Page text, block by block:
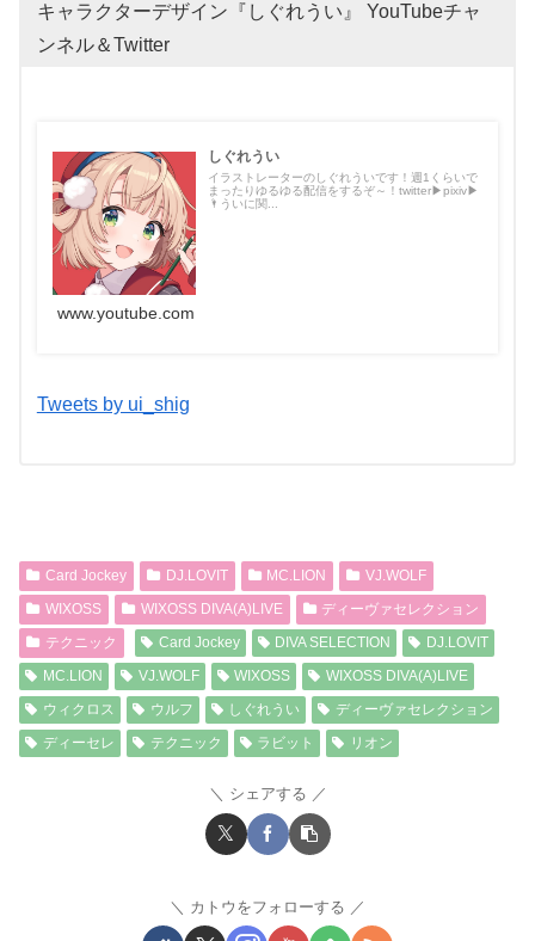
キャラクターデザイン『しぐれうい』 YouTubeチャ
ンネル＆Twitter
しぐれうい
イラストレーターのしぐれういです！週1くらいで
まったりゆるゆる配信をするぞ～！twitter▶︎pixiv▶︎
🌂ういに関...
www.youtube.com
Tweets by ui_shig
Card Jockey DJ.LOVIT MC.LION
VJ.WOLF
WIXOSS
WIXOSS DIVA(A)LIVE
ディーヴァセレクション
テクニック
Card Jockey DIVA SELECTION
DJ.LOVIT
MC.LION
VJ.WOLF WIXOSS
WIXOSS DIVA(A)LIVE
ウィクロス
ウルフ しぐれうい
ディーヴァセレクション
ディーセレ
テクニック ラビット リオン
シェアする
カトウをフォローする